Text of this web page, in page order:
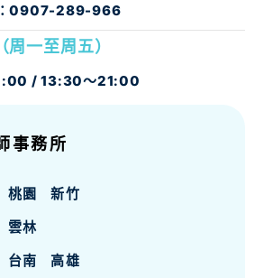
周一至周五）
/ 13:30～21:00
0907-289-966
事務所
桃園 新竹
台南 高雄
雲林